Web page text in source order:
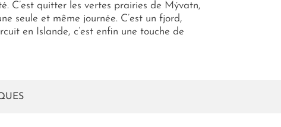
C’est quitter les vertes prairies de Mývatn,
seule et même journée. C’est un fjord,
en Islande, c’est enfin une touche de